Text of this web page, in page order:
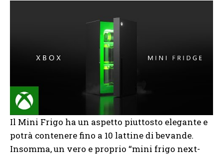
Il Mini Frigo ha un aspetto piuttosto elegante e
potrà contenere fino a 10 lattine di bevande.
Insomma, un vero e proprio “mini frigo next-